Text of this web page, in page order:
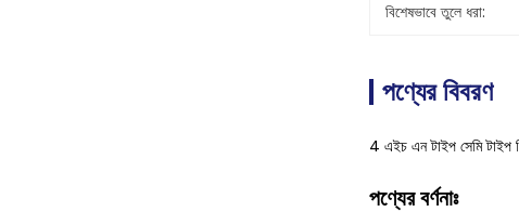
বিশেষভাবে তুলে ধরা:
পণ্যের বিবরণ
4 এইচ এন টাইপ সেমি টাইপ
পণ্যের বর্ণনাঃ